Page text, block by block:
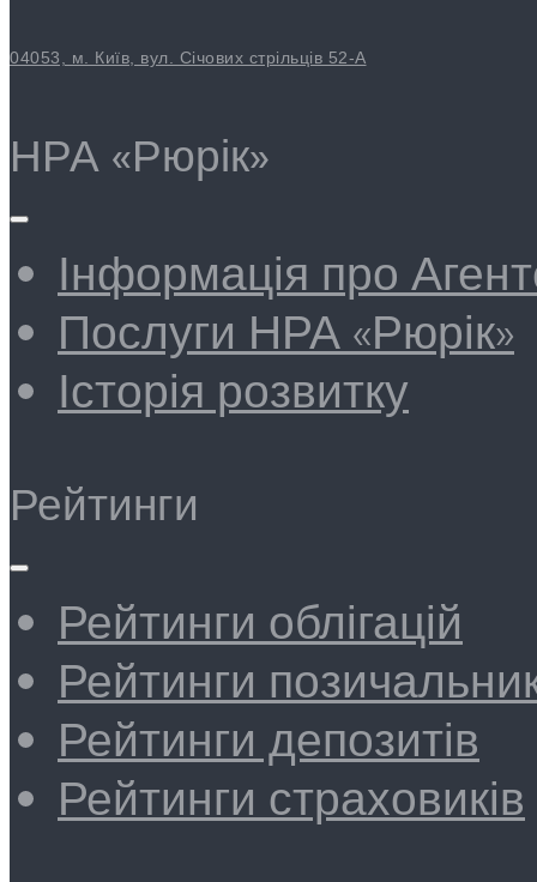
04053, м. Київ, вул. Січових стрільців 52-А
НРА «Рюрік»
Інформація про
Послуги НРА «Рюрік»
Історія розвитку
Рейтинги
Рейтинги облігацій
Рейтинги
Рейтинги депозитів
Рейтинги страховиків